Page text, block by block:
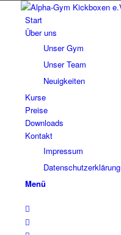
Start
Über uns
Unser Gym
Unser Team
Neuigkeiten
Kurse
Preise
Downloads
Kontakt
Impressum
Datenschutzerklärung
Menü